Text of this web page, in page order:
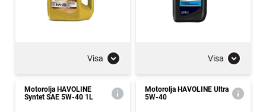
Visa Visa
Motorolja HAVOLINE
Syntet SAE 5W-40 1L
Motorolja HAVOLINE Ultra
5W-40